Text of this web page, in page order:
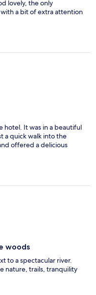
lovely, the only
a bit of extra attention
hotel. It was in a beautiful
a quick walk into the
offered a delicious
woods
to a spectacular river.
nature, trails, tranquility